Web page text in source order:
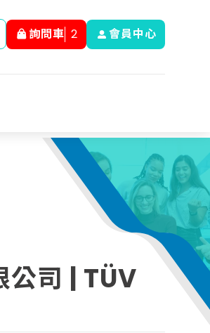
詢問車 2 會員中心
公司 | TÜV